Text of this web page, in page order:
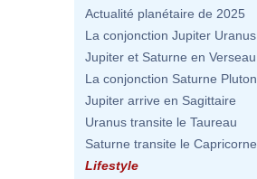
Actualité planétaire de 2025
La conjonction Jupiter Uranus
Jupiter et Saturne en Verseau
La conjonction Saturne Pluton
Jupiter arrive en Sagittaire
Uranus transite le Taureau
Saturne transite le Capricorne
Lifestyle